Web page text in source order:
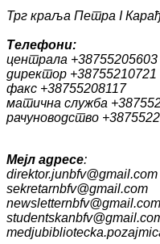
Трг краља Петра I
Tелефони:
централа +38755205603
директор +38755210721
факс +38755208117
матична служба
рачуноводство
Мејл адресе:
direktor.junbfv@gmail.com
sekretarnbfv@gmail.com
newsletternbfv@gmail.com